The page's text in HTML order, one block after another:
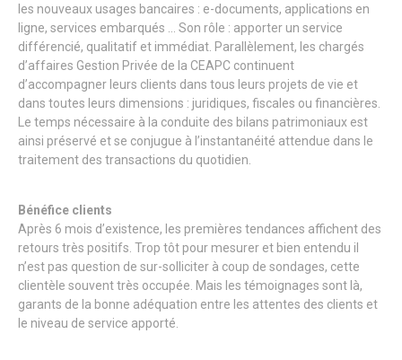
les nouveaux usages bancaires : e-documents, applications en
ligne, services embarqués … Son rôle : apporter un service
différencié, qualitatif et immédiat. Parallèlement, les chargés
d’affaires Gestion Privée de la CEAPC continuent
d’accompagner leurs clients dans tous leurs projets de vie et
dans toutes leurs dimensions : juridiques, fiscales ou financières.
Le temps nécessaire à la conduite des bilans patrimoniaux est
ainsi préservé et se conjugue à l’instantanéité attendue dans le
traitement des transactions du quotidien.
Bénéfice clients
Après 6 mois d’existence, les premières tendances affichent des
retours très positifs. Trop tôt pour mesurer et bien entendu il
n’est pas question de sur-solliciter à coup de sondages, cette
clientèle souvent très occupée. Mais les témoignages sont là,
garants de la bonne adéquation entre les attentes des clients et
le niveau de service apporté.